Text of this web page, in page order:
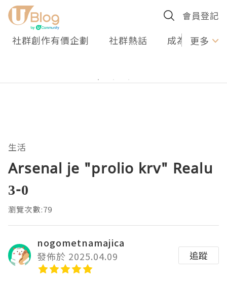
會員登記
社群創作有價企劃 社群熱話 成為U更多
生活
Arsenal je "prolio krv" Realu
3-0
瀏覽次數:79
nogometnamajica
發佈於 2025.04.09
追蹤